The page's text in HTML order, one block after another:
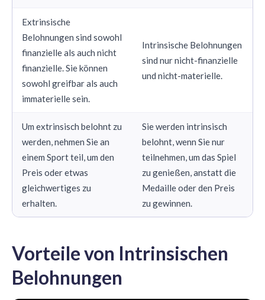
Extrinsische
Belohnungen sind sowohl
finanzielle als auch nicht
finanzielle. Sie können
sowohl greifbar als auch
immaterielle sein.
Intrinsische Belohnungen
sind nur nicht-finanzielle
und nicht-materielle.
Um extrinsisch belohnt zu
werden, nehmen Sie an
einem Sport teil, um den
Preis oder etwas
gleichwertiges zu
erhalten.
Sie werden intrinsisch
belohnt, wenn Sie nur
teilnehmen, um das Spiel
zu genießen, anstatt die
Medaille oder den Preis
zu gewinnen.
Vorteile von Intrinsischen
Belohnungen